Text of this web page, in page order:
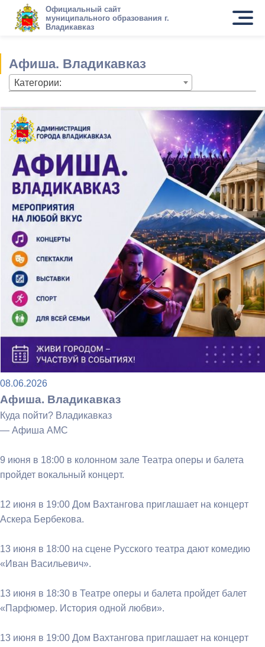
Официальный сайт
муниципального образования г.
Владикавказ
Афиша. Владикавказ
Категории:
08.06.2026
Афиша. Владикавказ
Куда пойти? Владикавказ
— Афиша АМС
9 июня в 18:00 в колонном зале Театра оперы и балета
пройдет вокальный концерт.
12 июня в 19:00 Дом Вахтангова приглашает на концерт
Аскера Бербекова.
13 июня в 18:00 на сцене Русского театра дают комедию
«Иван Васильевич».
13 июня в 18:30 в Театре оперы и балета пройдет балет
«Парфюмер. История одной любви».
13 июня в 19:00 Дом Вахтангова приглашает на концерт